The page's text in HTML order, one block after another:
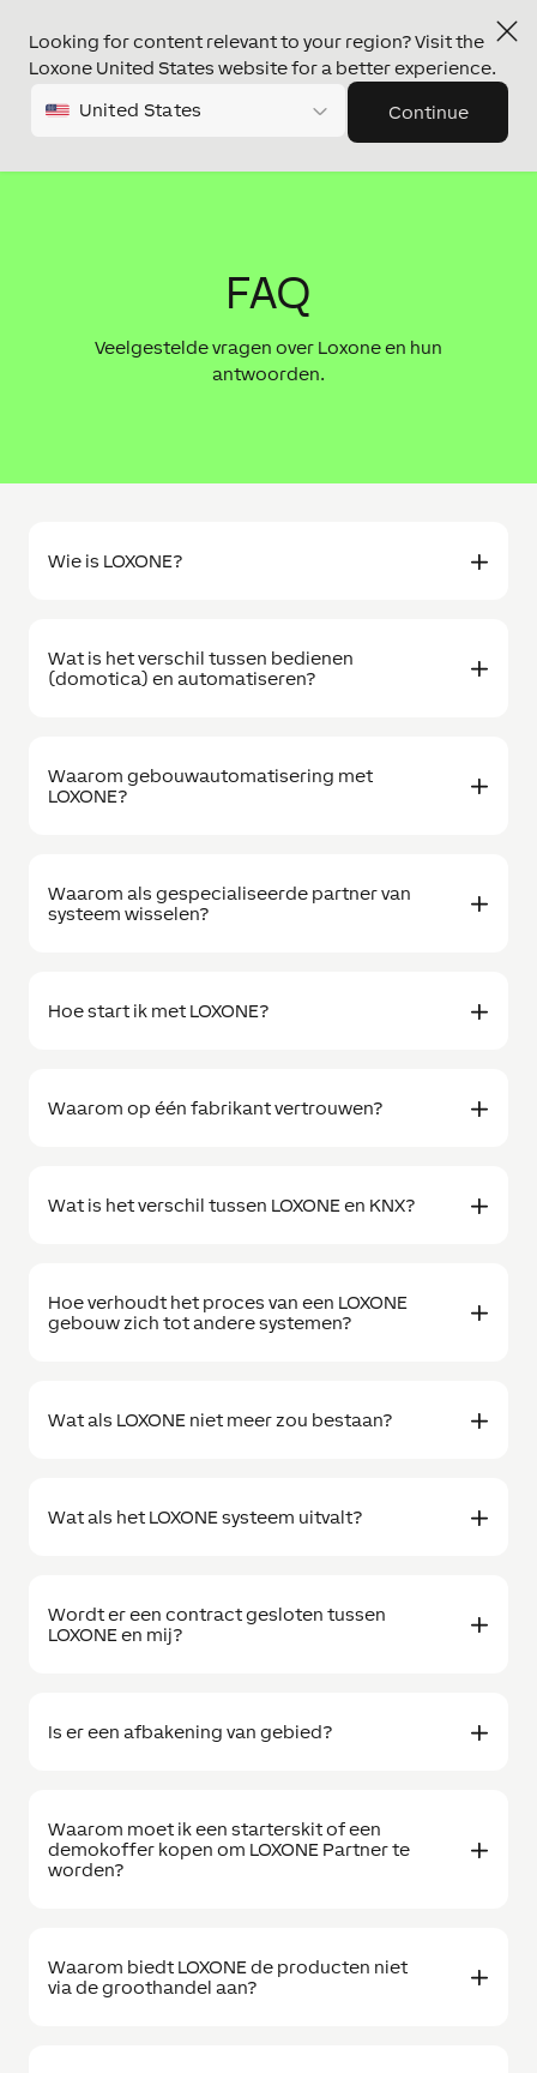
Looking for content relevant to your region? Visit the
Loxone United States website for a better experience.
United States Continue
FAQ
Veelgestelde vragen over Loxone en hun
antwoorden.
Wie is LOXONE?
Wat is het verschil tussen bedienen
(domotica) en automatiseren?
Waarom gebouwautomatisering met
LOXONE?
Waarom als gespecialiseerde partner van
systeem wisselen?
Hoe start ik met LOXONE?
Waarom op één fabrikant vertrouwen?
Wat is het verschil tussen LOXONE en KNX?
Hoe verhoudt het proces van een LOXONE
gebouw zich tot andere systemen?
Wat als LOXONE niet meer zou bestaan?
Wat als het LOXONE systeem uitvalt?
Wordt er een contract gesloten tussen
LOXONE en mij?
Is er een afbakening van gebied?
Waarom moet ik een starterskit of een
demokoffer kopen om LOXONE Partner te
worden?
Waarom biedt LOXONE de producten niet
via de groothandel aan?